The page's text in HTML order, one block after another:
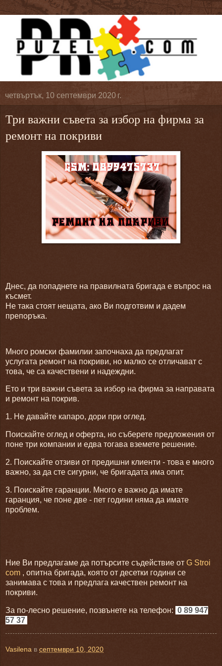
четвъртък, 10 септември 2020 г.
Три важни съвета за избор на фирма за
ремонт на покриви
Днес, да попаднете на правилната бригада е въпрос на
късмет.
Не така стоят нещата, ако Ви подготвим и дадем
препоръка.
Много ромски фамилии започнаха да предлагат
услугата ремонт на покриви, но малко се отличават с
това, че са качествени и надеждни.
Ето и три важни съвета за избор на фирма за направата
и ремонт на покрив.
1. Не давайте капаро, дори при оглед.
Поискайте оглед и оферта, но съберете предложения от
поне три компании и едва тогава вземете решение.
2. Поискайте отзиви от предишни клиенти - това е много
важно, за да сте сигурни, че бригадата има опит.
3. Поискайте гаранции. Много е важно да имате
гаранция, че поне две - пет години няма да имате
проблем.
Ние Ви предлагаме да потърсите съдействие от G Stroi
com , опитна бригада, която от десетки години се
занимава с това и предлага качествен ремонт на
покриви.
За по-лесно решение, позвънете на телефон: 0 89 947
57 37
Vasilena в септември 10, 2020